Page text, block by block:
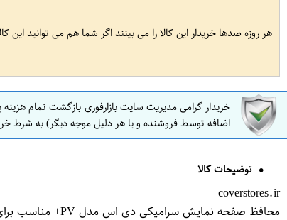
هر روزه صدها خریدار این کالا را می بینند اگر شما هم می توانید این
خریدار گرامی مدیریت سایت بازارفوری بازگشت تمام
اضافه توسط فروشنده و یا هر دلیل موجه دیگر) به شرط
توضیحات کالا
coverstores.ir
محافظ صفحه نمایش سرامیکی دی اس مدل PV+ مناسب برای گوشی موبایل سامسونگ Galaxy J8 Plus